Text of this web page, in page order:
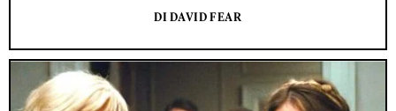
DI DAVID FEAR